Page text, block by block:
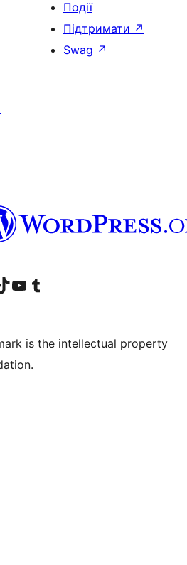
Події
Підтримати ↗
Swag ↗
accountaccount
our TikTok account
Visit our YouTube channel
Visit our Tumblr account
is the intellectual property